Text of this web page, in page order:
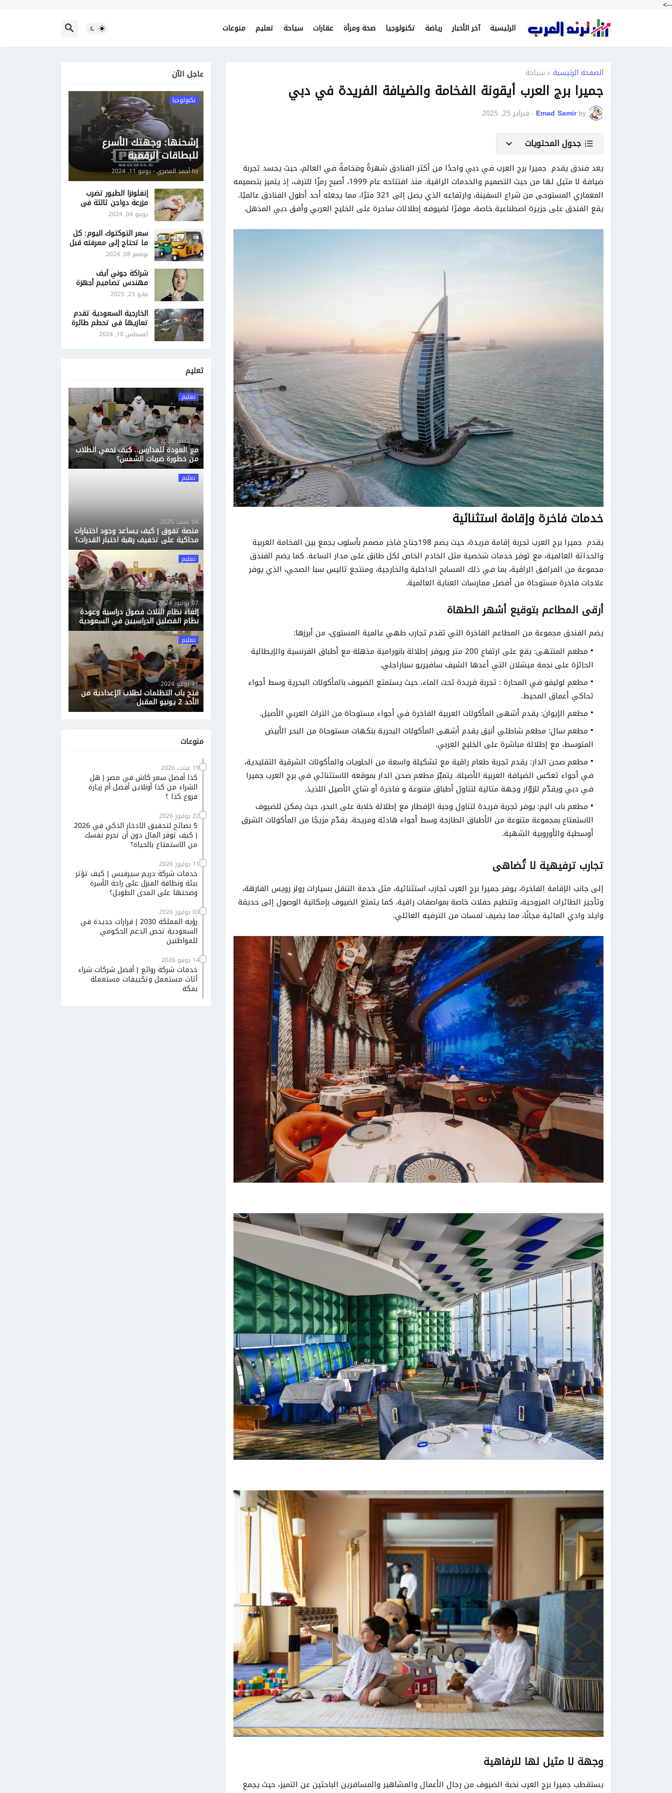
-->
الرئيسية
آخر الأخبار رياضة تكنولوجيا صحة ومرأة عقارات سياحة تعليم منوعات
الصفحة الرئيسية سياحة
جميرا برج العرب أيقونة الفخامة والضيافة الفريدة في دبي
by
Emad Samir
-فبراير 25, 2025
جدول المحتويات
يعد فندق يقدم جميرا برج العرب في دبي واحدًا من أكثر الفنادق شهرةً وفخامةً في العالم، حيث يجسد تجربة
ضيافة لا مثيل لها من حيث التصميم والخدمات الراقية. منذ افتتاحه عام 1999، أصبح رمزًا للترف، إذ يتميز بتصميمه
المعماري المستوحى من شراع السفينة، وارتفاعه الذي يصل إلى 321 مترًا، مما يجعله أحد أطول الفنادق عالميًا.
يقع الفندق على جزيرة اصطناعية خاصة، موفرًا لضيوفه إطلالات ساحرة على الخليج العربي وأفق دبي المذهل.
خدمات فاخرة وإقامة استثنائية
يقدم جميرا برج العرب تجربة إقامة فريدة، حيث يضم 198جناح فاخر مصمم بأسلوب يجمع بين الفخامة العربية
والحداثة العالمية، مع توفر خدمات شخصية مثل الخادم الخاص لكل طابق على مدار الساعة. كما يضم الفندق
مجموعة من المرافق الراقية، بما في ذلك المسابح الداخلية والخارجية، ومنتجع تاليس سبا الصحي، الذي يوفر
علاجات فاخرة مستوحاة من أفضل ممارسات العناية العالمية.
أرقى المطاعم بتوقيع أشهر الطهاة
يضم الفندق مجموعة من المطاعم الفاخرة التي تقدم تجارب طهي عالمية المستوى، من أبرزها:
مطعم المنتهى: يقع على ارتفاع 200 متر ويوفر إطلالة بانورامية مذهلة مع أطباق الفرنسية والإيطالية
الحائزة على نجمة ميشلان التي أعدها الشيف سافيريو سباراجلي.
مطعم لوليفو في المحارة : تجربة فريدة تحت الماء، حيث يستمتع الضيوف بالمأكولات البحرية وسط أجواء
تحاكي أعماق المحيط.
مطعم الإيوان: يقدم أشهى المأكولات العربية الفاخرة في أجواء مستوحاة من التراث العربي الأصيل.
مطعم سال: مطعم شاطئي أنيق يقدم أشهى المأكولات البحرية بنكهات مستوحاة من البحر الأبيض
المتوسط، مع إطلالة مباشرة على الخليج العربي.
مطعم صحن الدار: يقدم تجربة طعام راقية مع تشكيلة واسعة من الحلويات والمأكولات الشرقية التقليدية،
في أجواء تعكس الضيافة العربية الأصيلة. يتميّز مطعم صحن الدار بموقعه الاستثنائي في برج العرب جميرا
في دبي ويقدّم للزوّار وجهة مثالية لتناول أطباق متنوعة و فاخرة أو شاي الأصيل اللذيذ.
مطعم باب اليم: يوفر تجربة فريدة لتناول وجبة الإفطار مع إطلالة خلابة على البحر، حيث يمكن للضيوف
الاستمتاع بمجموعة متنوعة من الأطباق الطازجة وسط أجواء هادئة ومريحة. يقدّم مزيجًا من المأكولات الشرق
أوسطية والأوروبية الشهية.
تجارب ترفيهية لا تُضاهى
إلى جانب الإقامة الفاخرة، يوفر جميرا برج العرب تجارب استثنائية، مثل خدمة التنقل بسيارات رولز رويس الفارهة،
وتأجير الطائرات المروحية، وتنظيم حفلات خاصة بمواصفات راقية. كما يتمتع الضيوف بإمكانية الوصول إلى حديقة
وايلد وادي المائية مجانًا، مما يضيف لمسات من الترفيه العائلي.
وجهة لا مثيل لها للرفاهية
يستقطب جميرا برج العرب نخبة الضيوف من رجال الأعمال والمشاهير والمسافرين الباحثين عن التميز، حيث يجمع
عاجل الآن
تكنولوجيا
إشحنها: وجهتك الأسرع
للبطاقات الرقمية
byأحمد المصري-يونيو 11, 2024
إنفلونزا الطيور تضرب
مزرعة دواجن ثالثة في
فيكتوريا الأسترالية
يونيو 04, 2024
سعر التوكتوك اليوم: كل
ما تحتاج إلى معرفته قبل
الشراء أو البيع
نوفمبر 08, 2024
شراكة جوني آيف
مهندس تصاميم أجهزة
ثورة جديدة في تصميم
أجهزة الذكاء الاصطناعي
مايو 23, 2025
الخارجية السعودية تقدم
تعازيها في تحطم طائرة
أغسطس 10, 2024
تعليم
تعليم
19 شتنبر 2025
مع العودة للمدارس.. كيف نحمي الطلاب
من خطورة ضربات الشمس؟
تعليم
04 غشت 2025
منصة تفوق | كيف يساعد وجود اختبارات
محاكية على تخفيف رهبة اختبار القدرات؟
تعليم
07 يوليوز 2024
إلغاء نظام الثلاث فصول دراسية وعودة
نظام الفصلين الدراسيين في السعودية
تعليم
31 يونيو 2024
فتح باب التظلمات لطلاب الإعدادية من
الأحد 2 يونيو المقبل
منوعات
19 غشت 2026
كذا أفضل سعر كاش في مصر | هل
الشراء من كذا أونلاين أفضل أم زيارة
فروع كذا ؟
22 يوليوز 2026
5 نصائح لتحقيق الادخار الذكي في 2026
| كيف توفر المال دون أن تحرم نفسك
من الاستمتاع بالحياة؟
11 يوليوز 2026
خدمات شركة دريم سيرفيس | كيف تؤثر
بيئة ونظافة المنزل على راحة الأسرة
وصحتها على المدى الطويل؟
03 يوليوز 2026
رؤية المملكة 2030 | قرارات جديدة في
السعودية تخص الدعم الحكومي
للمواطنين
14 يونيو 2026
خدمات شركة روائع | أفضل شركات شراء
أثاث مستعمل وتكييفات مستعملة
بمكة